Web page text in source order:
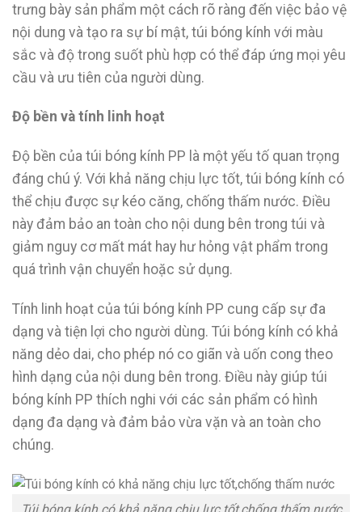
trưng bày sản phẩm một cách rõ ràng đến việc bảo vệ
nội dung và tạo ra sự bí mật, túi bóng kính với màu
sắc và độ trong suốt phù hợp có thể đáp ứng mọi yêu
cầu và ưu tiên của người dùng.
Độ bền và tính linh hoạt
Độ bền của túi bóng kính PP là một yếu tố quan trọng
đáng chú ý. Với khả năng chịu lực tốt, túi bóng kính có
thể chịu được sự kéo căng, chống thấm nước. Điều
này đảm bảo an toàn cho nội dung bên trong túi và
giảm nguy cơ mất mát hay hư hỏng vật phẩm trong
quá trình vận chuyển hoặc sử dụng.
Tính linh hoạt của túi bóng kính PP cung cấp sự đa
dạng và tiện lợi cho người dùng. Túi bóng kính có khả
năng dẻo dai, cho phép nó co giãn và uốn cong theo
hình dạng của nội dung bên trong. Điều này giúp túi
bóng kính PP thích nghi với các sản phẩm có hình
dạng đa dạng và đảm bảo vừa vặn và an toàn cho
chúng.